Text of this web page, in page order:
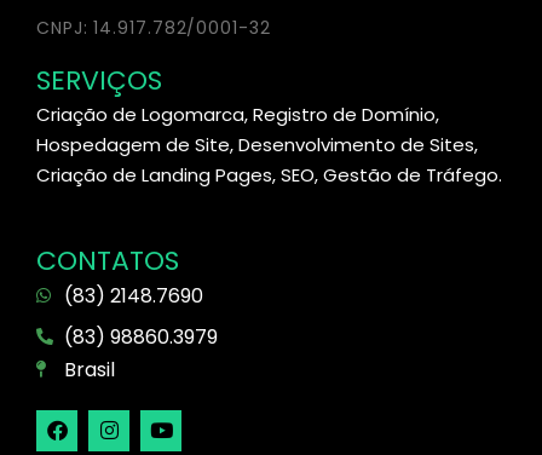
CNPJ: 14.917.782/0001-32
SERVIÇOS
Criação de Logomarca, Registro de Domínio,
Hospedagem de Site, Desenvolvimento de Sites,
Criação de Landing Pages, SEO, Gestão de Tráfego.
CONTATOS
(83) 2148.7690
(83) 98860.3979
Brasil